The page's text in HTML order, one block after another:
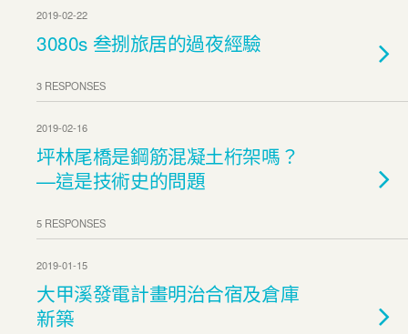
2019-02-22
3080s 叁捌旅居的過夜經驗
3 RESPONSES
2019-02-16
坪林尾橋是鋼筋混凝土桁架嗎？
—這是技術史的問題
5 RESPONSES
2019-01-15
大甲溪發電計畫明治合宿及倉庫
新築